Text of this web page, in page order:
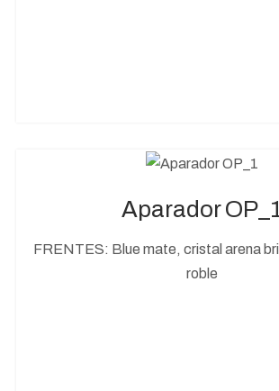
Aparador
FRENTES: Blue mate, cristal arena
roble